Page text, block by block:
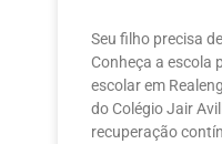
Seu filho precisa
Conheça a escola
escolar em
do Colégio Jair
recuperação